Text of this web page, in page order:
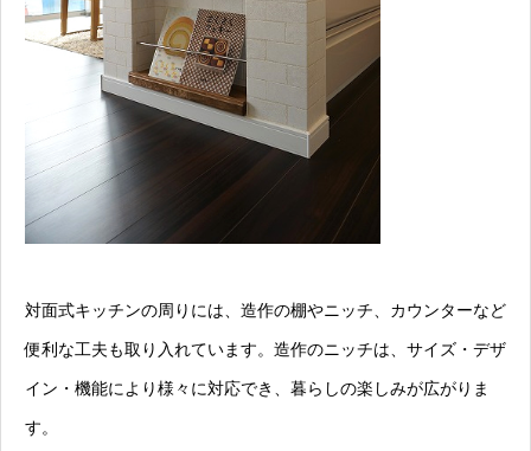
対面式キッチンの周りには、造作の棚やニッチ、カウンターなど
便利な工夫も取り入れています。造作のニッチは、サイズ・デザ
イン・機能により様々に対応でき、暮らしの楽しみが広がりま
す。